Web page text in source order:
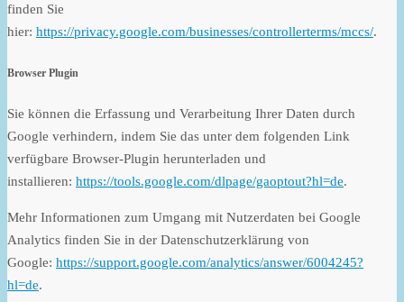
finden Sie
hier: https://privacy.google.com/businesses/controllerterms/mccs/.
Browser Plugin
Sie können die Erfassung und Verarbeitung Ihrer Daten durch
Google verhindern, indem Sie das unter dem folgenden Link
verfügbare Browser-Plugin herunterladen und
installieren: https://tools.google.com/dlpage/gaoptout?hl=de.
Mehr Informationen zum Umgang mit Nutzerdaten bei Google
Analytics finden Sie in der Datenschutzerklärung von
Google: https://support.google.com/analytics/answer/6004245?
hl=de.